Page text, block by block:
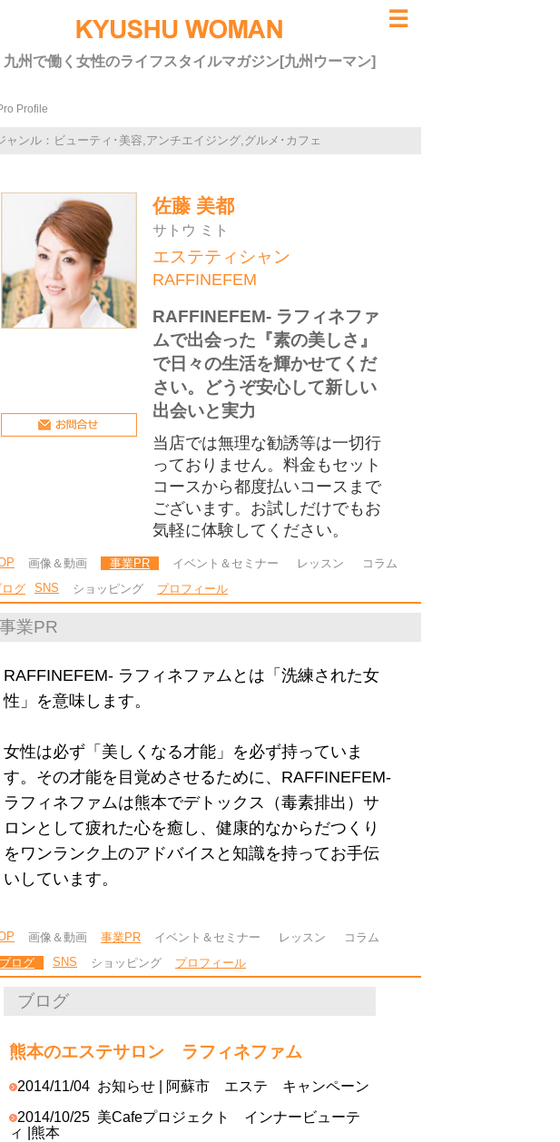
☰
九州で働く女性のライフスタイルマガジン[九州ウーマン]
Profile
ャンル：ビューティ･美容,アンチエイジング,グルメ･カフェ
佐藤 美都
サトウ ミト
エステティシャン
RAFFINEFEM
RAFFINEFEM- ラフィネファ
ムで出会った『素の美しさ』
で日々の生活を輝かせてくだ
さい。どうぞ安心して新しい
出会いと実力
当店では無理な勧誘等は一切行
っておりません。料金もセット
コースから都度払いコースまで
ございます。お試しだけでもお
気軽に体験してください。
画像＆動画 事業PR イベント＆セミナー レッスン
コラム
グ
SNS ショッピング プロフィール
事業PR
RAFFINEFEM- ラフィネファムとは「洗練された女
性」を意味します。
女性は必ず「美しくなる才能」を必ず持っていま
す。その才能を目覚めさせるために、RAFFINEFEM-
ラフィネファムは熊本でデトックス（毒素排出）サ
ロンとして疲れた心を癒し、健康的なからだつくり
をワンランク上のアドバイスと知識を持ってお手伝
いしています。
画像＆動画 事業PR イベント＆セミナー レッスン
コラム
ブログ
SNS ショッピング プロフィール
ブログ
熊本のエステサロン ラフィネファム
2014/11/04 お知らせ | 阿蘇市 エステ キャンペーン
2014/10/25 美Cafeプロジェクト インナービューテ
ィ |熊本